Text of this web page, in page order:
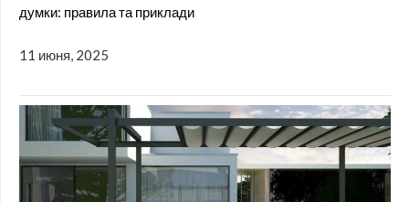
думки: правила та приклади
11 июня, 2025